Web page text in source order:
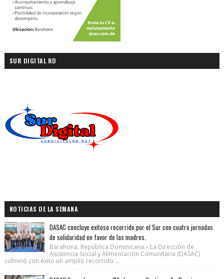
SUR DIGITAL RD
NOTICIAS DE LA SEMANA
DASAC concluye exitoso recorrido por el Sur con cuatro jornadas
de solidaridad en favor de las madres.
Barahona, República Dominicana.– La Dirección de
Asistencia Social y Alimentación Comunitaria (DASAC)
culminó con éxito un amplio recorrido ...